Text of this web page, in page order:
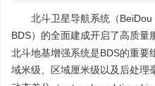
北斗卫星导航系统（
BDS）的全面建成开启了高质量
北斗地基增强系统是BDS的重要
域米级、区域厘米级以及后处理